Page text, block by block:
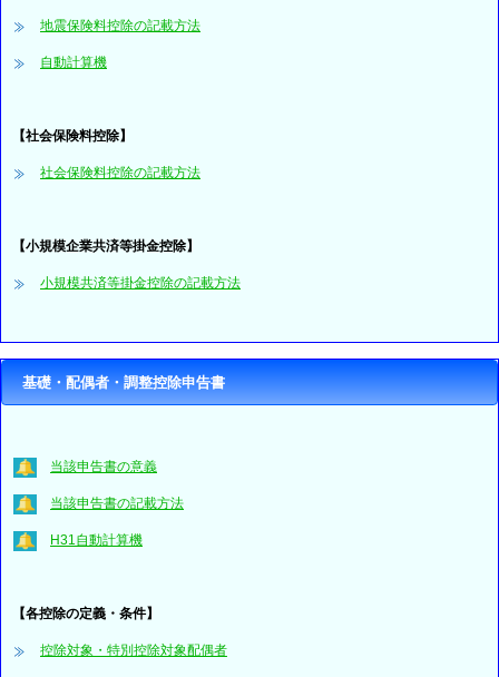
地震保険料控除の記載方法
自動計算機
【社会保険料控除】
社会保険料控除の記載方法
【小規模企業共済等掛金控除】
小規模共済等掛金控除の記載方法
基礎・配偶者・調整控除申告書
当該申告書の意義
当該申告書の記載方法
H31自動計算機
【各控除の定義・条件】
控除対象・特別控除対象配偶者